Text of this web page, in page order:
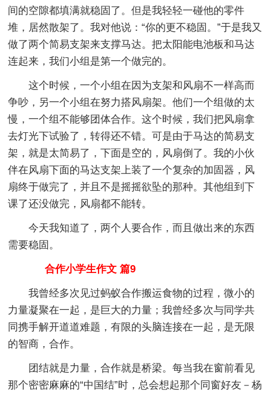
间的空隙都填满就稳固了。但是我轻轻一碰他的零件
堆，居然散架了。我对他说：“你的更不稳固。”于是我又
做了两个简易支架来支撑马达。把太阳能电池板和马达
连起来，我们小组是第一个做完的。
这个时候，一个小组在因为支架和风扇不一样高而
争吵，另一个小组在努力搭风扇架。他们一个组做的太
慢，一个组不能够团体合作。这个时候，我们把风扇拿
去灯光下试验了，转得还不错。可是由于马达的简易支
架，就是太简易了，下面是空的，风扇倒了。我的小伙
伴在风扇下面的马达支架上装了一个复杂的加固器，风
扇终于做完了，并且不是摇摇欲坠的那种。其他组到下
课了还没做完，风扇都不能转。
今天我知道了，两个人要合作，而且做出来的东西
需要稳固。
合作小学生作文 篇9
我曾经多次见过蚂蚁合作搬运食物的过程，微小的
力量凝聚在一起，是巨大的力量；我曾经多次与同学共
同携手解开道道难题，有限的头脑连接在一起，是无限
的智商，合作。
团结就是力量，合作就是桥梁。每当我在窗前看见
那个密密麻麻的“中国结”时，总会想起那个同窗好友－杨